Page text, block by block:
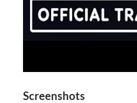
Screenshots